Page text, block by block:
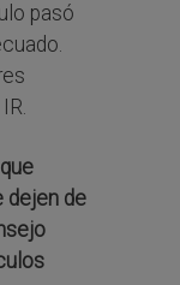
pasó
dejen de